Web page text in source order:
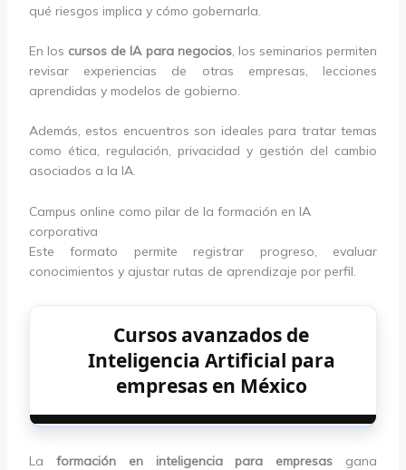
qué riesgos implica y cómo gobernarla.
En los cursos de IA para negocios, los seminarios permiten
revisar experiencias de otras empresas, lecciones
aprendidas y modelos de gobierno.
Además, estos encuentros son ideales para tratar temas
como ética, regulación, privacidad y gestión del cambio
asociados a la IA.
Campus online como pilar de la formación en IA
corporativa
Este formato permite registrar progreso, evaluar
conocimientos y ajustar rutas de aprendizaje por perfil.
Cursos avanzados de
Inteligencia Artificial para
empresas en México
La formación en inteligencia para empresas gana